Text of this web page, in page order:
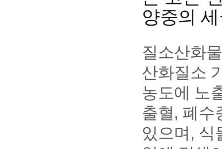
양중의
질소산화
산화질소
농도에 노
출혈, 폐수
있으며, 식